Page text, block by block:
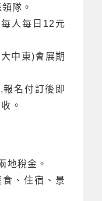
隊。
人每日12元
中東)會展期
名付訂後即
。
地稅金。
、住宿、景